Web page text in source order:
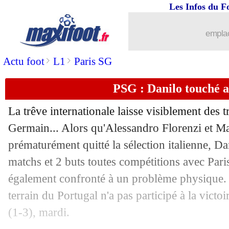
Actu foot> L1 > Paris SG
Les Infos du
PSG : Danilo touché
La trêve internationale laisse visiblement des
Germain... Alors qu'Alessandro Florenzi et
prématurément quitté la sélection italienne,
matchs et 2 buts toutes compétitions avec
également confronté à un problème
terrain du Portugal n'a pas participé à la
(1-3), mardi.
Bayern
31/03 EdF
31/03 VIDEO: Ronaldo fait encore plaisir
31/03 CAN 2022 : le dernier qualifié connu
31/03 Palace: Batshuayi vide son sac
31/03 VIDEO: première convocation,
31/03 Man City: Agüero, le coup de pub
31/03 Bayern